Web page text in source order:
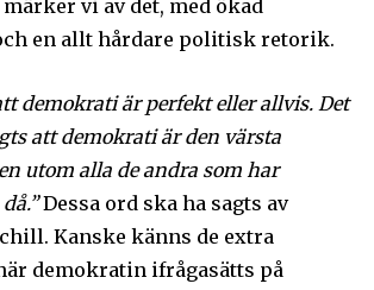
vi av det, med ökad
en allt hårdare politisk retorik.
demokrati är perfekt eller allvis. Det
att demokrati är den värsta
utom alla de andra som har
Dessa ord ska ha sagts av
Kanske känns de extra
demokratin ifrågasätts på